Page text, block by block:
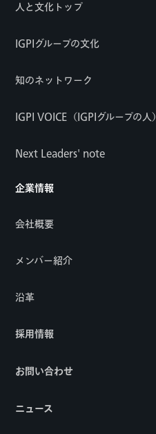
人と文化トップ
IGPIグループの文化
知のネットワーク
IGPI VOICE（IGPIグループの人）
Next Leaders' note
企業情報
会社概要
メンバー紹介
沿革
採用情報
お問い合わせ
ニュース